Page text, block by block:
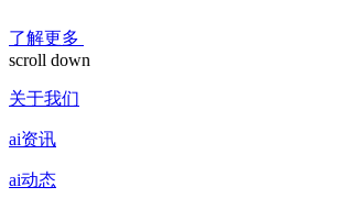
了解更多
scroll down
关于我们
ai资讯
ai动态